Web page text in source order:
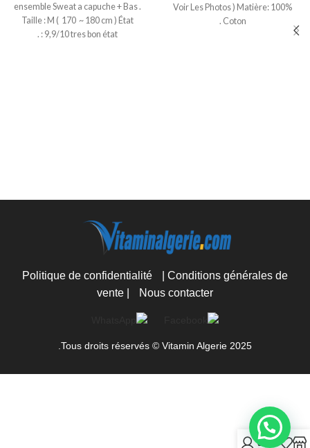
Voir Les Photos ) Matière: 100%
Coton .
ensemble Sweat a capuche + Bas .
Taille : M ( 170 ~ 180 cm ) État
: 9,9/10 tres bon état .
Politique de confidentialité
Conditions générales de
vente
Nous contacter
Tous droits réservés © Vitamin Algerie 2025.
0